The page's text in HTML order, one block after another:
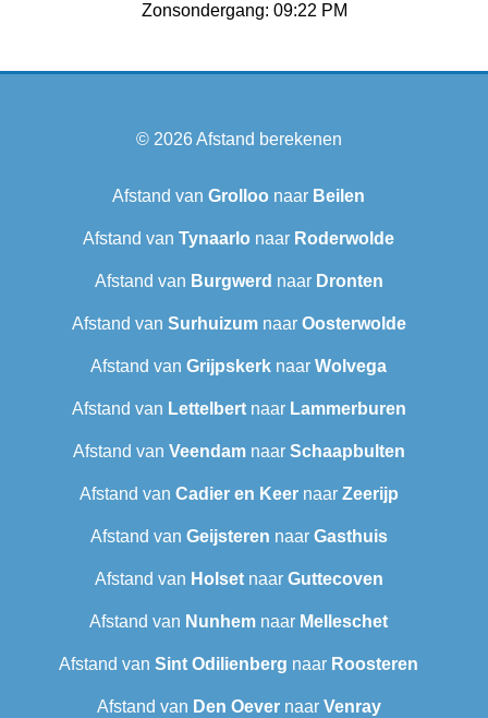
Zonsondergang: 09:22 PM
© 2026Afstand berekenen
Afstand van Grolloo naar Beilen
Afstand van Tynaarlo naar Roderwolde
Afstand van Burgwerd naar Dronten
Afstand van Surhuizumnaar Oosterwolde
Afstand van Grijpskerk naar Wolvega
Afstand van Lettelbertnaar Lammerburen
Afstand van Veendamnaar Schaapbulten
Afstand van Cadier en Keernaar Zeerijp
Afstand van Geijsteren naar Gasthuis
Afstand van Holsetnaar Guttecoven
Afstand van Nunhem naar Melleschet
Afstand van Sint Odilienberg naar Roosteren
Afstand van Den Oevernaar Venray